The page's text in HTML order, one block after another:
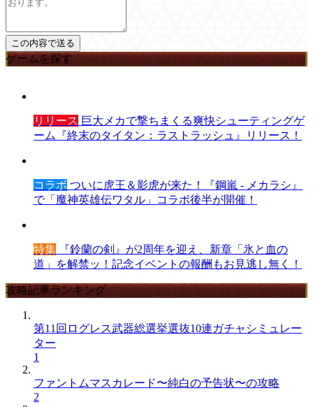
ゲームを探す
リリース 巨大メカで撃ちまくる爽快シューティングゲ
ーム『終末のタイタン：ラストラッシュ』リリース！
コラボ ついに虎王＆影虎が来た！『鋼嵐 - メカラシ』
で「魔神英雄伝ワタル」コラボ後半が開催！
特集 『鈴蘭の剣』が2周年を迎え、新章「氷と血の
道」を解禁ッ！記念イベントの報酬もお見逃し無く！
攻略記事ランキング
第11回ログレス武器総選挙選抜10連ガチャシミュレー
ター
1
ファントムマスカレード〜純白の予告状〜の攻略
2